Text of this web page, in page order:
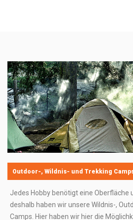
Outdoor-, Wildnis- und Trekking
Jedes Hobby benötigt eine Oberfläche
deshalb haben wir unsere Wildnis-,
Camps. Hier haben wir hier die